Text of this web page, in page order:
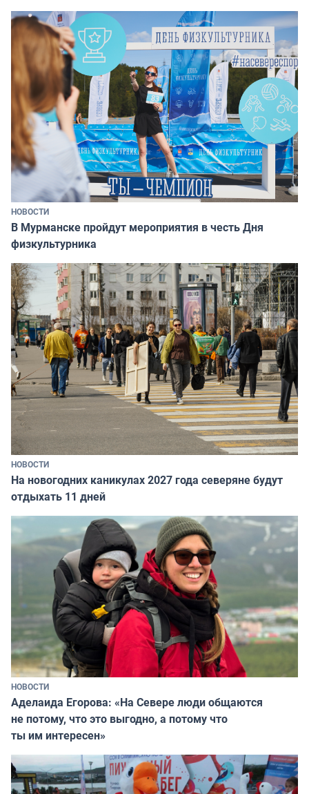
НОВОСТИ
В Мурманске пройдут мероприятия в честь Дня
физкультурника
НОВОСТИ
На новогодних каникулах 2027 года северяне будут
отдыхать 11 дней
НОВОСТИ
Аделаида Егорова: «На Севере люди общаются
не потому, что это выгодно, а потому что
ты им интересен»